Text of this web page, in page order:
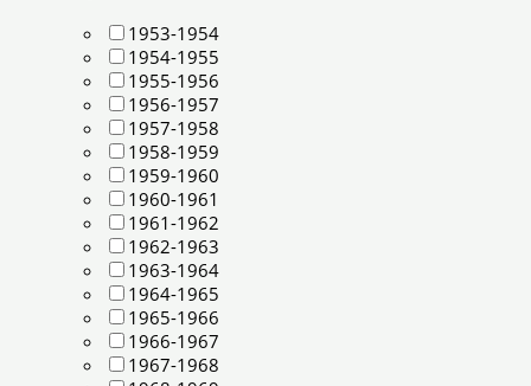
1953-1954
1954-1955
1955-1956
1956-1957
1957-1958
1958-1959
1959-1960
1960-1961
1961-1962
1962-1963
1963-1964
1964-1965
1965-1966
1966-1967
1967-1968